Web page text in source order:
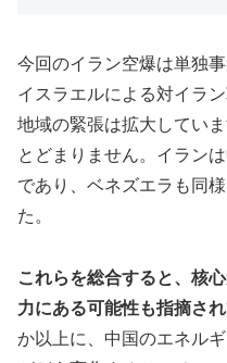
今回のイラン空爆は単独
イスラエルによる対イラ
地域の緊張は拡大してい
とどまりません。イラン
であり、ベネズエラも同
た。
これらを総合すると、核
力にある可能性も指摘され
か以上に、中国のエネル